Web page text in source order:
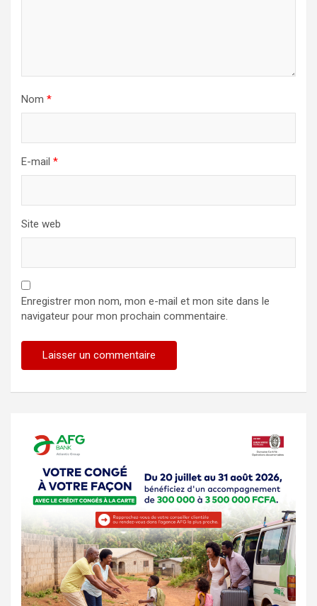
Nom *
E-mail *
Site web
Enregistrer mon nom, mon e-mail et mon site dans le
navigateur pour mon prochain commentaire.